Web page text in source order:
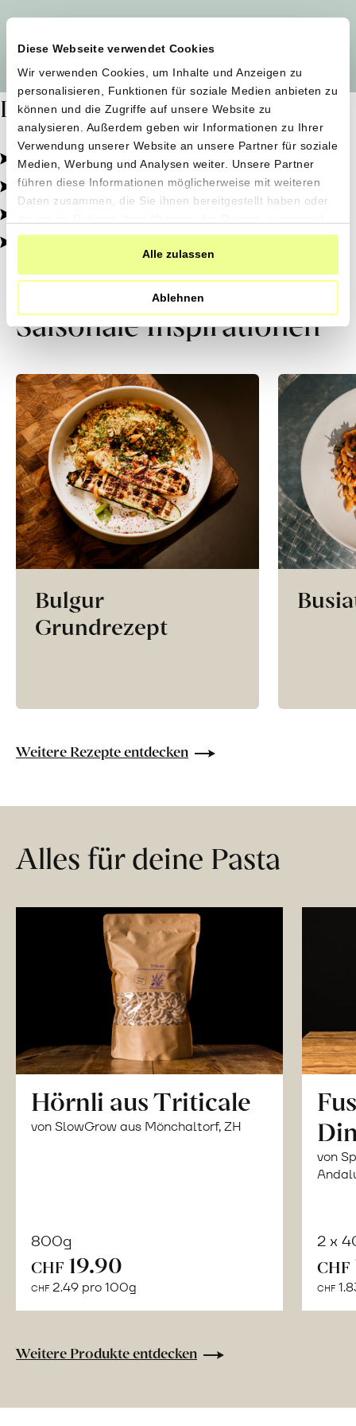
Diese Webseite verwendet Cookies
Wir verwenden Cookies, um Inhalte und Anzeigen zu
personalisieren, Funktionen für soziale Medien anbieten zu
können und die Zugriffe auf unsere Website zu
analysieren. Außerdem geben wir Informationen zu Ihrer
Verwendung unserer Website an unsere Partner für soziale
Medien, Werbung und Analysen weiter. Unsere Partner
führen diese Informationen möglicherweise mit weiteren
Daten zusammen, die Sie ihnen bereitgestellt haben oder
haben.
Alle zulassen
Ablehnen
Dafür stehen wir
Pestizidfrei angebaut, schonend verarbeitet.
Natürliche Zutaten, echter Geschmack.
Von kleinen Höfen, direkt zu dir.
100% transparent, 0% Zusatzstoffe.
Saisonale Inspirationen
Bulgur
Grundrezept
Weitere Rezepte entdecken
Alles für deine Pasta
Hörnli aus Triticale
von SlowGrow aus Mönchaltorf, ZH
800g
CHF 19.90
CHF 2.49 pro 100g
von
2 x
CHF
CHF
Weitere Produkte entdecken